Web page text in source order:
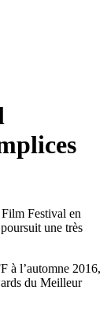
Festival en
une très
à l’automne 2016,
du Meilleur